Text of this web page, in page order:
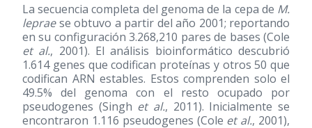
La secuencia completa del genoma de la cepa de M.
lepraese obtuvo a partir del año 2001; reportando
en su configuración 3.268,210 pares de bases (Cole
et al., 2001). El análisis bioinformático descubrió
1.614 genes que codifican proteínas y otros 50 que
codifican ARN estables. Estos comprenden solo el
49.5% del genoma con el resto ocupado por
pseudogenes (Singh et al., 2011). Inicialmente se
encontraron 1.116 pseudogenes (Cole et al., 2001),